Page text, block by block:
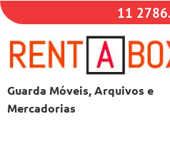
11
Guarda Móveis, Arquivos e
Mercadorias